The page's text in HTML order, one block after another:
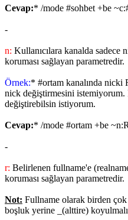
Cevap:* /mode #sohbet +be
-
n: Kullanıcılara kanalda sadece
koruması sağlayan parametredir.
Örnek:* #ortam kanalında nicki
nick değiştirmesini
değiştirebilsin istiyorum.
Cevap:* /mode #ortam +be
-
r: Belirlenen fullname'e
koruması sağlayan parametredir.
Not: Fullname olarak birden
boşluk yerine _(alttire)